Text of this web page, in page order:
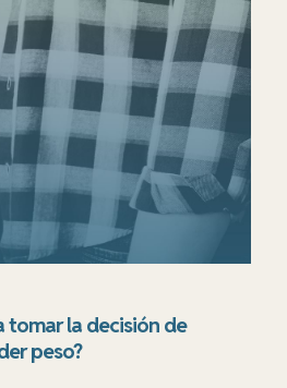
tomar la decisión de
peso?